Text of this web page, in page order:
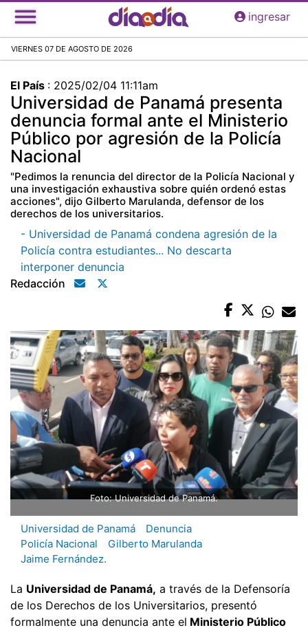
Pasar
al
principal
ingresar
VIERNES 07 DE AGOSTO DE 2026
El País : 2025/02/04 11:11am
Universidad de Panamá presenta
denuncia formal ante el Ministerio
Público por agresión de la Policía
Nacional
"Pedimos la renuncia del director de la Policía Nacional y
una investigación exhaustiva sobre quién ordenó estas
acciones", dijo Gilberto Marulanda, defensor de los
derechos de los universitarios.
- Universidad de Panamá condena agresión de la
Policía contra estudiantes... No descarta
interponer denuncia
Redacción
Foto: Universidad de Panamá.
Universidad de Panamá
Denuncia
Policía Nacional
Gilberto Marulanda
Jaime Fernández.
La Universidad de Panamá, a través de la Defensoría
de los Derechos de los Universitarios, presentó
formalmente una denuncia ante el Ministerio Público